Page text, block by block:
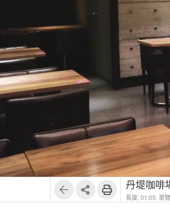
丹堤咖啡
長度: 01:05, 瀏